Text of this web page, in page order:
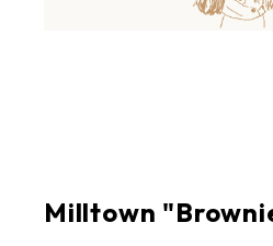
Milltown